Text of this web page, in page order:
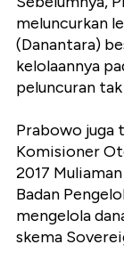
meluncurkan
(Danantara)
kelolaannya
peluncuran
Prabowo juga
Komisioner
2017
Badan
mengelola
skema